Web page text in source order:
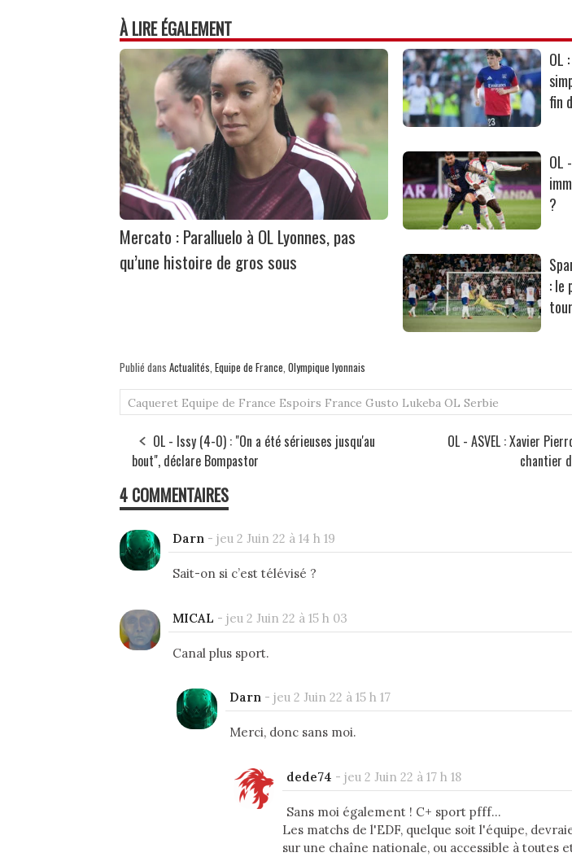
À LIRE ÉGALEMENT
Mercato : Paralluelo à OL Lyonnes, pas
qu’une histoire de gros sous
OL
fin
OL
?
: le
Publié dans Actualités, Equipe de France, Olympique lyonnais
Caqueret Equipe de France Espoirs France Gusto Lukeba OL Serbie
OL - Issy (4-0) : "On a été sérieuses jusqu'au
bout", déclare Bompastor
OL - ASVEL : Xavier
chantier
4 COMMENTAIRES
Darn - jeu 2 Juin 22 à 14 h 19
Sait-on si c’est télévisé ?
MICAL - jeu 2 Juin 22 à 15 h 03
Canal plus sport.
Darn - jeu 2 Juin 22 à 15 h 17
Merci, donc sans moi.
dede74 - jeu 2 Juin 22 à 17 h 18
Sans moi également ! C+ sport pfff...
Les matchs de l'EDF, quelque soit l'équipe,
sur une chaîne nationale, ou accessible à toutes